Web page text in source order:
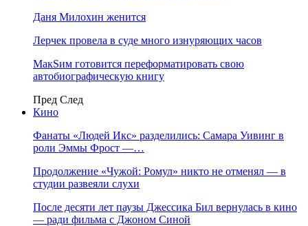
Даня Милохин женится
Лерчек провела в суде много изнуряющих часов
МакSим готовится переформатировать свою
автобиографическую книгу
Пред След
Кино
Фанаты «Людей Икс» разделились: Самара Уивинг в
роли Эммы Фрост —…
Продолжение «Чужой: Ромул» никто не отменял — в
студии развеяли слухи
После десяти лет паузы Джессика Бил вернулась в кино
— ради фильма с Джоном Синой